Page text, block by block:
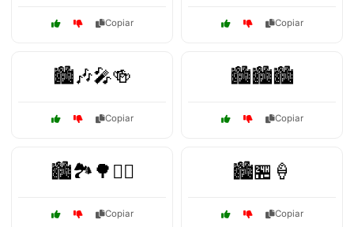
Copiar Copiar
🏙️🎶🎤🍻
Copiar
🏙️🏙️🏙️
Copiar
🏙️🏞️🌳🚶‍♂️
Copiar
🏙️🏪🍦
Copiar